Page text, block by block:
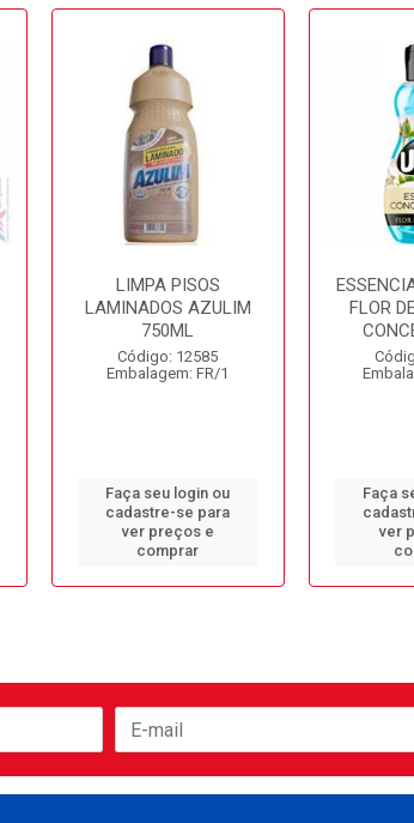
LIMPA PISOS
LAMINADOS AZULIM
750ML
Código: 12585
Embalagem: FR/1
Faça seu login ou
cadastre-se para
ver preços e
comprar
FLOR
Faça
ver